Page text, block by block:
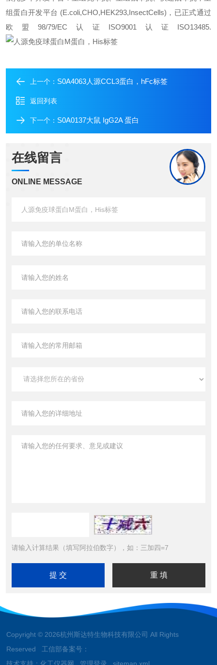
组蛋白开发平台 (E.coli,CHO,HEK293,InsectCells)，已正式通过
欧盟98/79/EC认证ISO9001认证ISO13485.
上一个： S0A4063人源CCL3蛋白，hFc标签
返回列表
下一个： S0A0137大鼠 IgG2A 蛋白
在线留言
ONLINE MESSAGE
请输入计算结果（填写阿拉伯数字），如：三加四=7
Copyright © 2026杭州斯达特生物科技有限公司 All Rights
Reserved 工信部备案号：